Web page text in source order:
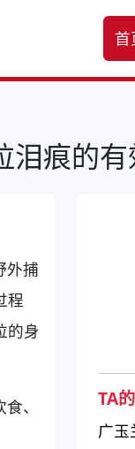
首
泪痕的
外捕
程
的身
、
TA
广玉